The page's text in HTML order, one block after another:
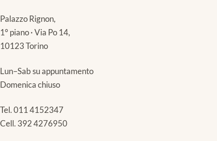
Palazzo Rignon,
1° piano · Via Po 14,
10123 Torino
Lun–Sab su appuntamento
Domenica chiuso
Tel.011 4152347
Cell. 392 4276950